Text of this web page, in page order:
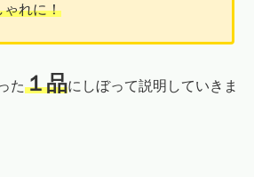
ゃれに！
た１品にしぼって説明していきま